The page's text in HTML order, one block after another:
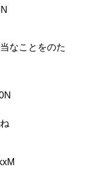
なことをのた